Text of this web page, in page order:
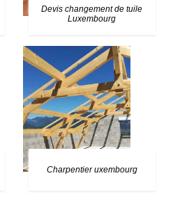
Devis changement de tuile
Luxembourg
Charpentier uxembourg